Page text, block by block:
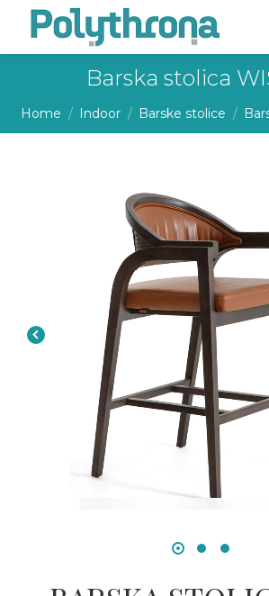
Barska stolica
You are here:
Home Indoor Barske stolice